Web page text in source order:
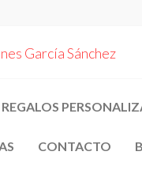
REGALOS
CONTACTO